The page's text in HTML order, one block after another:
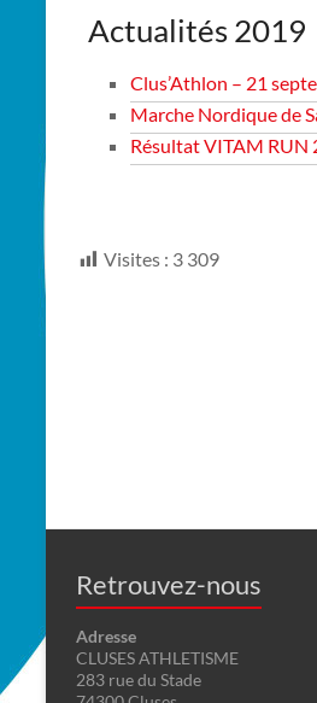
Actualités 2019
Clus’Athlon – 21
Marche Nordique de
Résultat VITAM RUN
Visites : 3 309
Retrouvez-nous
Adresse
CLUSES ATHLETISME
283 rue du Stade